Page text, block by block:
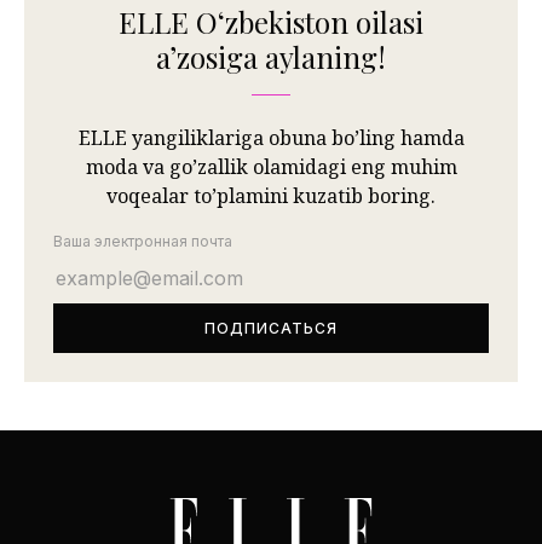
ELLE Oʻzbekiston oilasi
aʼzosiga aylaning!
ELLE yangiliklariga obuna bo’ling hamda
moda va go’zallik olamidagi eng muhim
voqealar to’plamini kuzatib boring.
Ваша электронная почта